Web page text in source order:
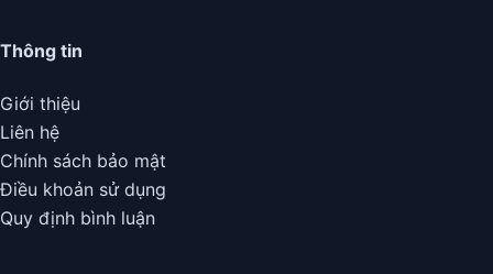
Thông tin
Giới thiệu
Liên hệ
Chính sách bảo mật
Điều khoản sử dụng
Quy định bình luận